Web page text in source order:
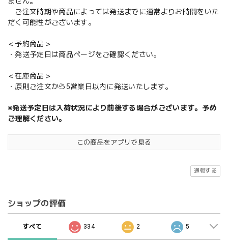
ご注文時期や商品によっては発送までに通常よりお時間をいた
だく可能性がございます。
＜予約商品＞
・発送予定日は商品ページをご確認ください。
＜在庫商品＞
・原則ご注文から5営業日以内に発送いたします。
※発送予定日は入荷状況により前後する場合がございます。予め
ご理解ください。
この商品をアプリで見る
通報する
ショップの評価
すべて 334 2 5